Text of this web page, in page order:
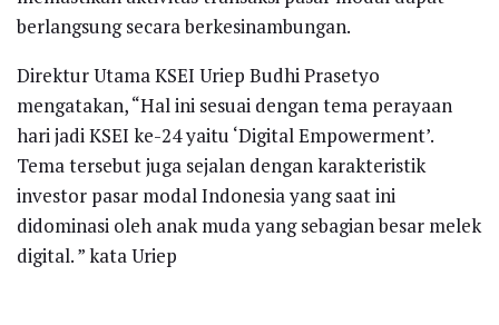
berlangsung secara berkesinambungan.
Direktur Utama KSEI Uriep Budhi Prasetyo
mengatakan, “Hal ini sesuai dengan tema perayaan
hari jadi KSEI ke-24 yaitu ‘Digital Empowerment’.
Tema tersebut juga sejalan dengan karakteristik
investor pasar modal Indonesia yang saat ini
didominasi oleh anak muda yang sebagian besar melek
digital. ” kata Uriep